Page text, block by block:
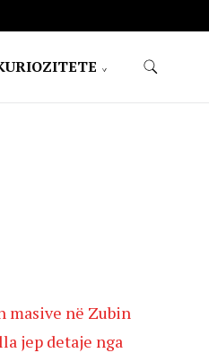
masive në Zubin
jep detaje nga